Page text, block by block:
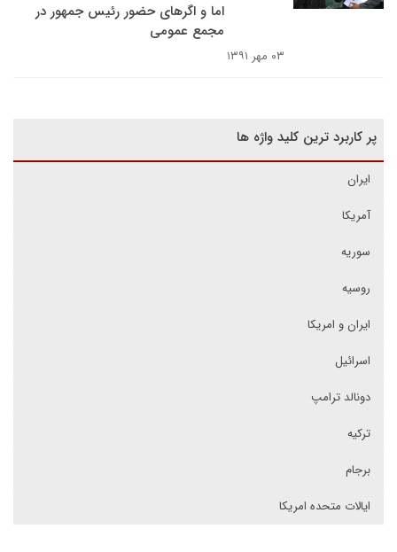
اما و اگرهای حضور رئیس جمهور در
مجمع عمومی
۰۳ مهر ۱۳۹۱
پر کاربرد ترین کلید واژه ها
ایران
آمریکا
سوریه
روسیه
ایران و امریکا
اسرائیل
دونالد ترامپ
ترکیه
برجام
ایالات متحده امریکا